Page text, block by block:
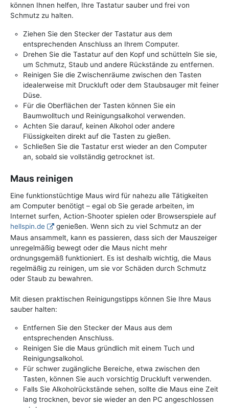
können Ihnen helfen, Ihre Tastatur sauber und frei von
Schmutz zu halten.
Ziehen Sie den Stecker der Tastatur aus dem
entsprechenden Anschluss an Ihrem Computer.
Drehen Sie die Tastatur auf den Kopf und schütteln Sie sie,
um Schmutz, Staub und andere Rückstände zu entfernen.
Reinigen Sie die Zwischenräume zwischen den Tasten
idealerweise mit Druckluft oder dem Staubsauger mit feiner
Düse.
Für die Oberflächen der Tasten können Sie ein
Baumwolltuch und Reinigungsalkohol verwenden.
Achten Sie darauf, keinen Alkohol oder andere
Flüssigkeiten direkt auf die Tasten zu gießen.
Schließen Sie die Tastatur erst wieder an den Computer
an, sobald sie vollständig getrocknet ist.
Maus reinigen
Eine funktionstüchtige Maus wird für nahezu alle Tätigkeiten
am Computer benötigt – egal ob Sie gerade arbeiten, im
Internet surfen, Action-Shooter spielen oder Browserspiele auf
hellspin.de
genießen. Wenn sich zu viel Schmutz an der
Maus ansammelt, kann es passieren, dass sich der Mauszeiger
unregelmäßig bewegt oder die Maus nicht mehr
ordnungsgemäß funktioniert. Es ist deshalb wichtig, die Maus
regelmäßig zu reinigen, um sie vor Schäden durch Schmutz
oder Staub zu bewahren.
Mit diesen praktischen Reinigungstipps können Sie Ihre Maus
sauber halten:
Entfernen Sie den Stecker der Maus aus dem
entsprechenden Anschluss.
Reinigen Sie die Maus gründlich mit einem Tuch und
Reinigungsalkohol.
Für schwer zugängliche Bereiche, etwa zwischen den
Tasten, können Sie auch vorsichtig Druckluft verwenden.
Falls Sie Alkoholrückstände sehen, sollte die Maus eine Zeit
lang trocknen, bevor sie wieder an den PC angeschlossen